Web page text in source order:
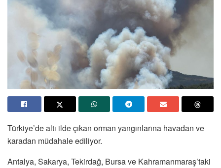
Türkiye’de altı ilde çıkan orman yangınlarına havadan ve
karadan müdahale ediliyor.
Antalya, Sakarya, Tekirdağ, Bursa ve Kahramanmaraş’taki